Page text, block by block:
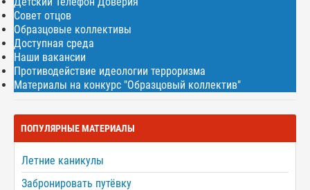
Совет отцов
Образцовые коллективы
Доступная среда
Наши вакансии
Противодействие идеологии терроризма
Материалы на конкурс "Образцовый коллектив"
ПОПУЛЯРНЫЕ МАТЕРИАЛЫ
Летние каникулы
Забронировать путёвку